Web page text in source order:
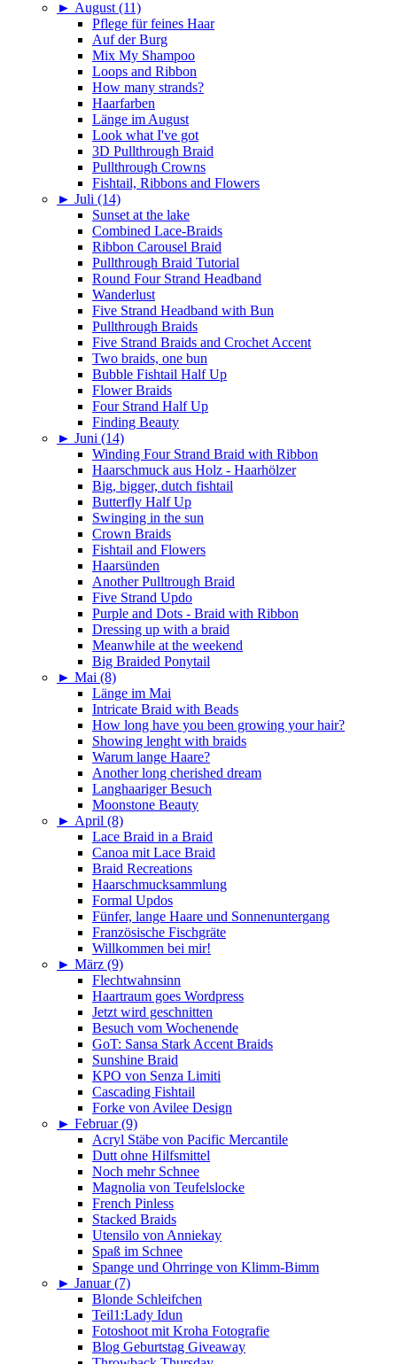
► August (11)
Pflege für feines Haar
Auf der Burg
Mix My Shampoo
Loops and Ribbon
How many strands?
Haarfarben
Länge im August
Look what I've got
3D Pullthrough Braid
Pullthrough Crowns
Fishtail, Ribbons and Flowers
► Juli (14)
Sunset at the lake
Combined Lace-Braids
Ribbon Carousel Braid
Pullthrough Braid Tutorial
Round Four Strand Headband
Wanderlust
Five Strand Headband with Bun
Pullthrough Braids
Five Strand Braids and Crochet Accent
Two braids, one bun
Bubble Fishtail Half Up
Flower Braids
Four Strand Half Up
Finding Beauty
► Juni (14)
Winding Four Strand Braid with Ribbon
Haarschmuck aus Holz - Haarhölzer
Big, bigger, dutch fishtail
Butterfly Half Up
Swinging in the sun
Crown Braids
Fishtail and Flowers
Haarsünden
Another Pulltrough Braid
Five Strand Updo
Purple and Dots - Braid with Ribbon
Dressing up with a braid
Meanwhile at the weekend
Big Braided Ponytail
► Mai (8)
Länge im Mai
Intricate Braid with Beads
How long have you been growing your hair?
Showing lenght with braids
Warum lange Haare?
Another long cherished dream
Langhaariger Besuch
Moonstone Beauty
► April (8)
Lace Braid in a Braid
Canoa mit Lace Braid
Braid Recreations
Haarschmucksammlung
Formal Updos
Fünfer, lange Haare und Sonnenuntergang
Französische Fischgräte
Willkommen bei mir!
► März (9)
Flechtwahnsinn
Haartraum goes Wordpress
Jetzt wird geschnitten
Besuch vom Wochenende
GoT: Sansa Stark Accent Braids
Sunshine Braid
KPO von Senza Limiti
Cascading Fishtail
Forke von Avilee Design
► Februar (9)
Acryl Stäbe von Pacific Mercantile
Dutt ohne Hilfsmittel
Noch mehr Schnee
Magnolia von Teufelslocke
French Pinless
Stacked Braids
Utensilo von Anniekay
Spaß im Schnee
Spange und Ohrringe von Klimm-Bimm
► Januar (7)
Blonde Schleifchen
Teil1:Lady Idun
Fotoshoot mit Kroha Fotografie
Blog Geburtstag Giveaway